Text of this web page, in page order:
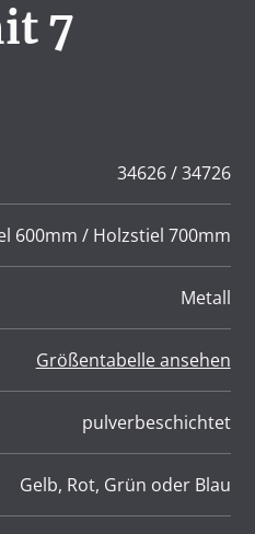
7
34626 / 34726
600mm / Holzstiel 700mm
Metall
Größentabelle ansehen
pulverbeschichtet
Gelb, Rot, Grün oder Blau